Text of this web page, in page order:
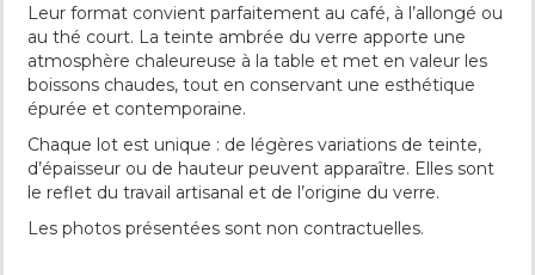
Leur format convient parfaitement au café, à l’allongé ou
au thé court. La teinte ambrée du verre apporte une
atmosphère chaleureuse à la table et met en valeur les
boissons chaudes, tout en conservant une esthétique
épurée et contemporaine.
Chaque lot est unique : de légères variations de teinte,
d’épaisseur ou de hauteur peuvent apparaître. Elles sont
le reflet du travail artisanal et de l’origine du verre.
Les photos présentées sont non contractuelles.